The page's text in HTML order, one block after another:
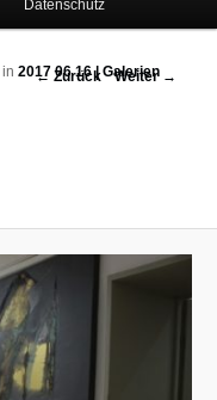
Datenschutz
Bilder-Navigation
← Zurück Weiter →
in2017 06 16 | Galerien